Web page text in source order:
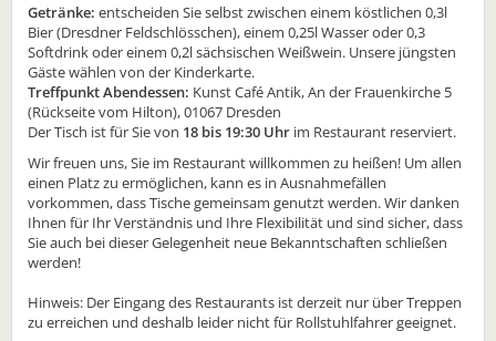
Getränke: entscheiden Sie selbst zwischen einem köstlichen 0,3l
Bier (Dresdner Feldschlösschen), einem 0,25l Wasser oder 0,3
Softdrink oder einem 0,2l sächsischen Weißwein. Unsere jüngsten
Gäste wählen von der Kinderkarte.
Treffpunkt Abendessen: Kunst Café Antik, An der Frauenkirche 5
(Rückseite vom Hilton), 01067 Dresden
Der Tisch ist für Sie von 18 bis 19:30 Uhr im Restaurant reserviert.
Wir freuen uns, Sie im Restaurant willkommen zu heißen! Um allen
einen Platz zu ermöglichen, kann es in Ausnahmefällen
vorkommen, dass Tische gemeinsam genutzt werden. Wir danken
Ihnen für Ihr Verständnis und Ihre Flexibilität und sind sicher, dass
Sie auch bei dieser Gelegenheit neue Bekanntschaften schließen
werden!
Hinweis: Der Eingang des Restaurants ist derzeit nur über Treppen
zu erreichen und deshalb leider nicht für Rollstuhlfahrer geeignet.